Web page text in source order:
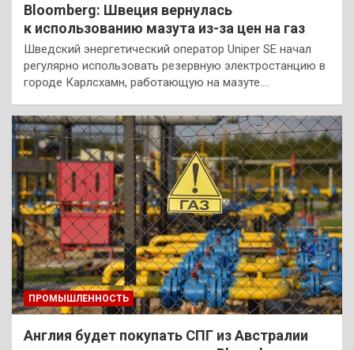
Bloomberg: Швеция вернулась
к использованию мазута из-за цен на газ
Шведский энергетический оператор Uniper SE начал
регулярно использовать резервную электростанцию в
городе Карлсхамн, работающую на мазуте.…
ПРОМЫШЛЕННОСТЬ
Англия будет покупать СПГ из Австралии